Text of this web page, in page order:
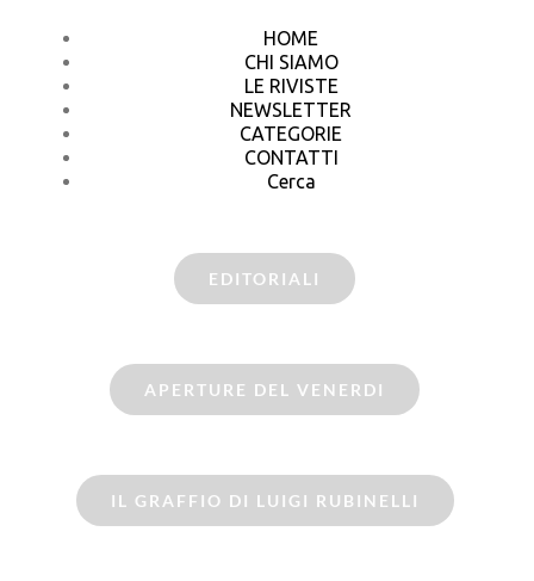
HOME
CHI SIAMO
LE RIVISTE
NEWSLETTER
CATEGORIE
CONTATTI
Cerca
EDITORIALI
APERTURE DEL VENERDI
IL GRAFFIO DI LUIGI RUBINELLI